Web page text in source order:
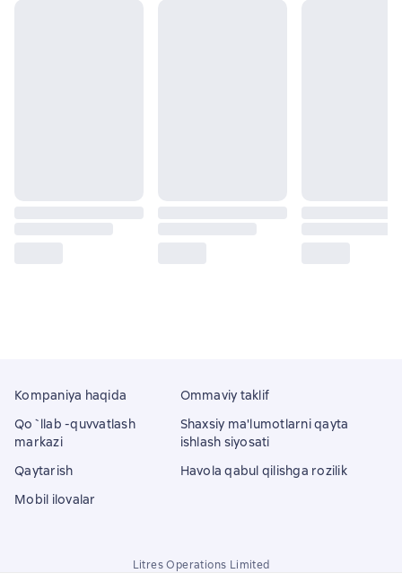
Kompaniya haqida
Qo`llab -quvvatlash
markazi
Qaytarish
Mobil ilovalar
Ommaviy taklif
Shaxsiy ma'lumotlarni qayta
ishlash siyosati
Havola qabul qilishga rozilik
Litres Operations Limited